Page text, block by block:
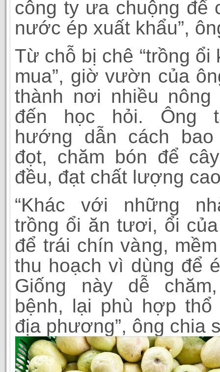
công ty ưa chuộng để
nước ép xuất khẩu”,
Từ chỗ bị chê “trồng ổi
mua”, giờ vườn của
thành nơi nhiều nông
đến học hỏi. Ông
hướng dẫn cách
đọt, chăm bón để
đều, đạt chất lượng
“Khác với những
trồng ổi ăn tươi, ổi
để trái chín vàng,
thu hoạch vì dùng để
Giống này dễ
bệnh, lại phù hợp thổ
địa phương”, ông chia